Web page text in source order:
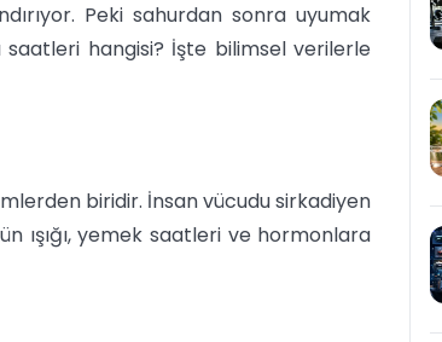
Peki sahurdan sonra uyumak
saatleri hangisi? İşte bilimsel verilerle
biridir. İnsan vücudu sirkadiyen
ışığı, yemek saatleri ve hormonlara